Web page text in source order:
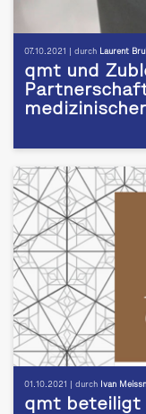
07.10.2021 | durch Laurent
qmt und
01.10.2021 | durch Ivan
qmt beteiligt